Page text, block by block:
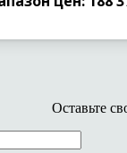
Оставьте